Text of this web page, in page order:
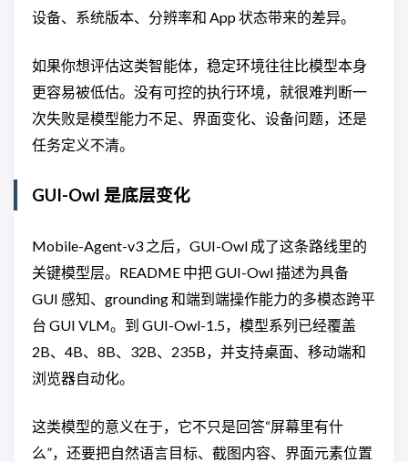
设备、系统版本、分辨率和 App 状态带来的差异。
如果你想评估这类智能体，稳定环境往往比模型本身
更容易被低估。没有可控的执行环境，就很难判断一
次失败是模型能力不足、界面变化、设备问题，还是
任务定义不清。
GUI-Owl 是底层变化
Mobile-Agent-v3 之后，GUI-Owl 成了这条路线里的
关键模型层。README 中把 GUI-Owl 描述为具备
GUI 感知、grounding 和端到端操作能力的多模态跨平
台 GUI VLM。到 GUI-Owl-1.5，模型系列已经覆盖
2B、4B、8B、32B、235B，并支持桌面、移动端和
浏览器自动化。
这类模型的意义在于，它不只是回答“屏幕里有什
么”，还要把自然语言目标、截图内容、界面元素位置